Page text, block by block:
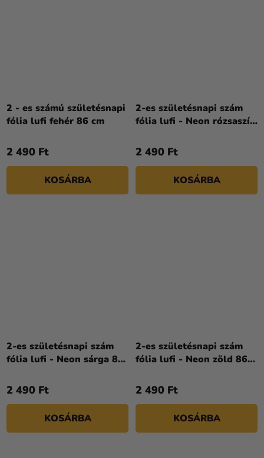
2 - es számú születésnapi
fólia lufi fehér 86 cm
2 490 Ft
KOSÁRBA
2-es születésnapi szám
fólia lufi - Neon rózsaszín
2 490 Ft
KOSÁRBA
2-es születésnapi szám
fólia lufi - Neon sárga 86
2 490 Ft
KOSÁRBA
2-es születésnapi szám
fólia lufi - Neon zöld 86
2 490 Ft
KOSÁRBA